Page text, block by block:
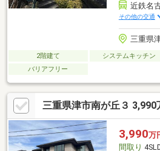
近鉄名
その他の交通
三重県
2階建て システムキッチン
バリアフリー
三重県津市南が丘３ 3,990
3,990万
間取り